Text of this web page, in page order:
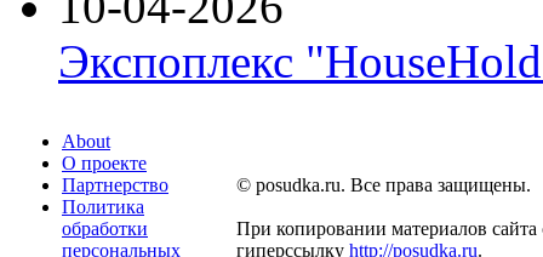
Экспоплекс
About
О проекте
Партнерство
Политика
обработки
персональных
© posudka.ru. Все права защищены.
При копировании материалов сайта
гиперссылку http://posudka.ru.